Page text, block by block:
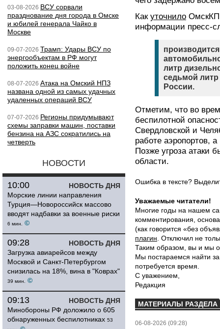
03-08-2026 ВСУ сорвали
празднование дня города в Омске
и юбилей генерала Чайко в
Москве
09-07-2026 Трамп: Удары ВСУ по
энергообъектам в РФ могут
положить конец войне
08-07-2026 Атака на Омский НПЗ
названа одной из самых удачных
удаленных операций ВСУ
07-07-2026 Регионы придумывают
схемы заправки машин, поставки
бензина на АЗС сократились на
четверть
НОВОСТИ
НОВОСТЬ ДНЯ
10:00
Морские линии направления
Турция—Новороссийск массово
вводят надбавки за военные риски
6 мин. ©
НОВОСТЬ ДНЯ
09:28
Загрузка авиарейсов между
Москвой и Санкт-Петербургом
снизилась на 18%, вина в "Коврах"
39 мин. ©
НОВОСТЬ ДНЯ
09:13
Минобороны РФ доложило о 605
обнаруженных беспилотниках 53
Как уточнило
информации пресс-
литр
седьмой литр
России.
Отметим, что во
беспилотной
Свердловской и
работе аэропортов,
Позже угроза атаки
области.
Ошибка в тексте?
Уважаемые читатели!
Многие годы на нашем
комментирования,
(как говорится «без
плагин . Отключил не
Таким образом, вы и мы
Мы постараемся найти
потребуется время.
С уважением,
Редакция
МАТЕРИАЛЫ РАЗДЕЛА
06-08-2026 (09:28)